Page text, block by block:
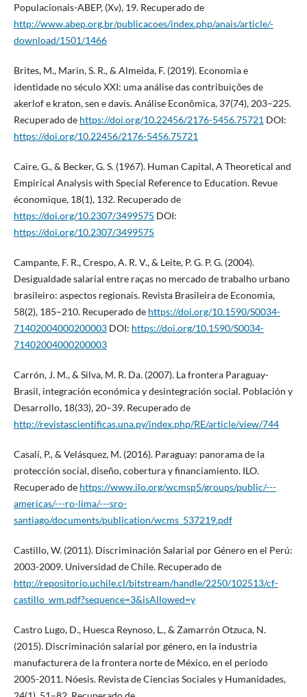
Populacionais-ABEP, (Xv), 19. Recuperado de
http://www.abep.org.br/publicacoes/index.php/anais/article/-
download/1501/1466
Brites, M., Marin, S. R., & Almeida, F. (2019). Economia e
identidade no século XXI: uma análise das contribuições de
akerlof e kraton, sen e davis. Análise Econômica, 37(74), 203–225.
Recuperado de https://doi.org/10.22456/2176-5456.75721 DOI:
https://doi.org/10.22456/2176-5456.75721
Caire, G., & Becker, G. S. (1967). Human Capital, A Theoretical and
Empirical Analysis with Special Reference to Education. Revue
économique, 18(1), 132. Recuperado de
https://doi.org/10.2307/3499575 DOI:
https://doi.org/10.2307/3499575
Campante, F. R., Crespo, A. R. V., & Leite, P. G. P. G. (2004).
Desigualdade salarial entre raças no mercado de trabalho urbano
brasileiro: aspectos regionais. Revista Brasileira de Economia,
58(2), 185–210. Recuperado de https://doi.org/10.1590/S0034-
71402004000200003DOI: https://doi.org/10.1590/S0034-
71402004000200003
Carrón, J. M., & Silva, M. R. Da. (2007). La frontera Paraguay-
Brasil, integración económica y desintegración social. Población y
Desarrollo, 18(33), 20–39. Recuperado de
http://revistascientificas.una.py/index.php/RE/article/view/744
Casalí, P., & Velásquez, M. (2016). Paraguay: panorama de la
protección social, diseño, cobertura y financiamiento. ILO.
Recuperado de https://www.ilo.org/wcmsp5/groups/public/---
americas/---ro-lima/---sro-
santiago/documents/publication/wcms_537219.pdf
Castillo, W. (2011). Discriminación Salarial por Género en el Perú:
2003-2009. Universidad de Chile. Recuperado de
http://repositorio.uchile.cl/bitstream/handle/2250/102513/cf-
castillo_wm.pdf?sequence=3&isAllowed=y
Castro Lugo, D., Huesca Reynoso, L., & Zamarrón Otzuca, N.
(2015). Discriminación salarial por género, en la industria
manufacturera de la frontera norte de México, en el periodo
2005-2011. Nóesis. Revista de Ciencias Sociales y Humanidades,